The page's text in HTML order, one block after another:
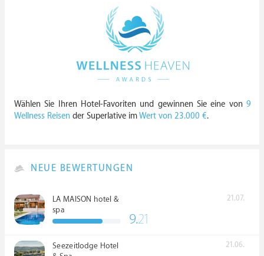
Wählen Sie Ihren Hotel-Favoriten und gewinnen Sie eine von 9
Wellness Reisen der Superlative imWert von 23.000 €.
NEUE BEWERTUNGEN
LA MAISON hotel &
spa
21.07.
9.21
Seezeitlodge Hotel
21.06.